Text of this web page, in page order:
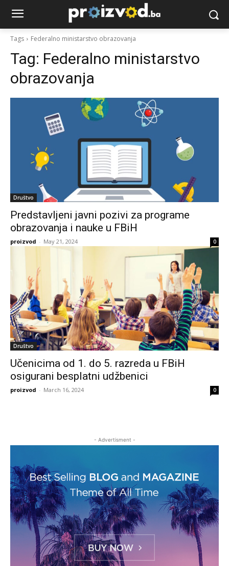
Tags Federalno ministarstvo obrazovanja
Tag: Federalno ministarstvo
obrazovanja
Društvo
Predstavljeni javni pozivi za programe
obrazovanja i nauke u FBiH
proizvod - May 21, 2024 0
Društvo
Učenicima od 1. do 5. razreda u FBiH
osigurani besplatni udžbenici
proizvod - March 16, 2024 0
- Advertisment -